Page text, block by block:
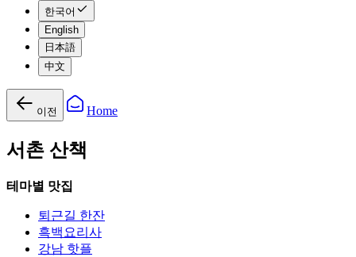
한국어
English
日本語
中文
이전 Home
서촌 산책
테마별 맛집
퇴근길 한잔
흑백요리사
강남 핫플